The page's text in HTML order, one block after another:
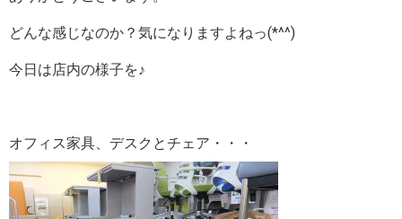
どんな感じなのか？気になりますよねっ(*^^)
今日は店内の様子を♪
オフィス家具、デスクとチェア・・・